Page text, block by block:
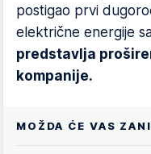
postigao prvi
električne energije
predstavlja
kompanije.
MOŽDA ĆE VAS